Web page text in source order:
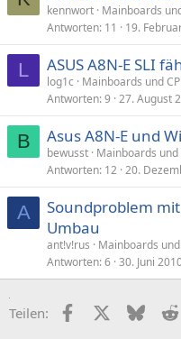
kennwort Mainboards
Antworten 11 19.
L ASUS A8N-E SLI
log1c
Mainboards und
Antworten 9 27. August
B Asus A8N-E und
bewusst Mainboards und
Antworten 12 20.
A
Soundproblem mit
Umbau
ant!v!rus
Mainboards
Antworten 6 30. Juni
Teilen: FacebookX (Twitter)